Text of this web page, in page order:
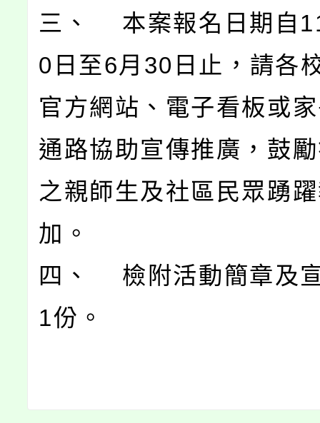
三、 本案報名日期自
0日至6月30日止，請各
官方網站、電子看板或
通路協助宣傳推廣，鼓
之親師生及社區民眾踴
加。
四、 檢附活動簡章及
1份。